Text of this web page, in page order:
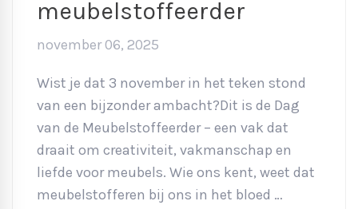
meubelstoffeerder
november 06, 2025
Wist je dat 3 november in het teken stond
van een bijzonder ambacht?Dit is de Dag
van de Meubelstoffeerder – een vak dat
draait om creativiteit, vakmanschap en
liefde voor meubels. Wie ons kent, weet dat
meubelstofferen bij ons in het bloed …